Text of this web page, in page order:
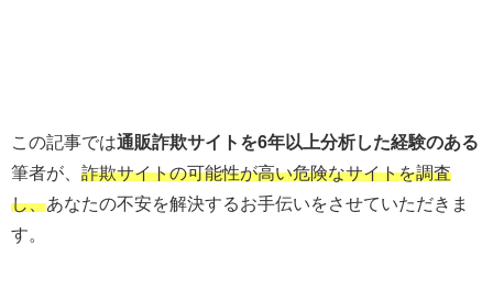
この記事では通販詐欺サイトを6年以上分析した経験のある
筆者が、 詐欺サイトの可能性が高い危険なサイトを調査
し、あなたの不安を解決するお手伝いをさせていただきま
す。